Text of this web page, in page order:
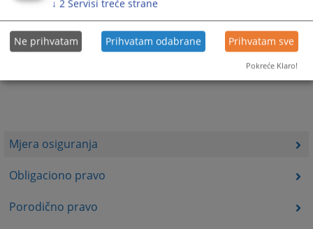
Mjera osiguranja
Obligaciono pravo
Porodično pravo
↓ 2 Servisi treće strane
Ne prihvatam Prihvatam odabrane Prihvatam sve
Pokreće Klaro!